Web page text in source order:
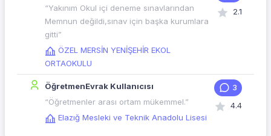
“Yakınım Okul içi deneme sınavlarından
Memnun değildi,sınav için başka kurumlara
gitti”
ÖZEL MERSİN YENİŞEHİR EKOL
ORTAOKULU
2.1
ÖğretmenEvrak Kullanıcısı
“Öğretmenler arası ortam mükemmel.”
Elazığ Mesleki ve Teknik Anadolu Lisesi
3
4.4